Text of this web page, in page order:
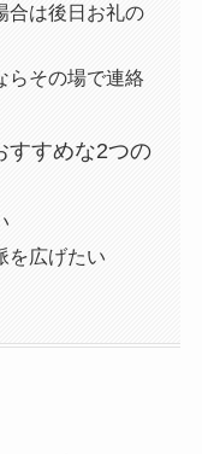
合は後日お礼の
らその場で連絡
すすめな2つの
を広げたい